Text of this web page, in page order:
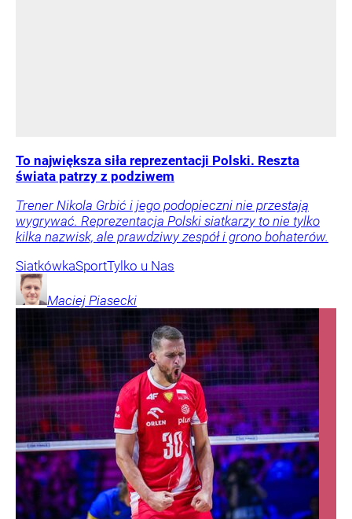
To największa siła reprezentacji Polski. Reszta
świata patrzy z podziwem
Trener Nikola Grbić i jego podopieczni nie przestają
wygrywać. Reprezentacja Polski siatkarzy to nie tylko
kilka nazwisk, ale prawdziwy zespół i grono bohaterów.
SiatkówkaSportTylko u Nas
Maciej Piasecki